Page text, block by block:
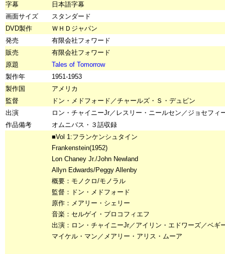
字幕
日本語字幕
画面サイズ
スタンダード
DVD製作
ＷＨＤジャパン
発売
有限会社フォワード
販売
有限会社フォワード
原題
Tales of Tomorrow
製作年
1951-1953
製作国
アメリカ
監督
ドン・メドフォード／チャールズ・Ｓ・デュビン
出演
ロン・チャイニーJr／レスリー・ニールセン／ジョセフィ
作品備考
オムニバス・３話収録
■Vol 1:フランケンシュタイン
Frankenstein(1952)
Lon Chaney Jr./John Newland
Allyn Edwards/Peggy Allenby
概要：モノクロ/モノラル
監督：ドン・メドフォード
原作：メアリー・シェリー
音楽：セルゲイ・プロコフィエフ
出演：ロン・チャイニーJr／アイリン・エドワーズ／ベギ
マイケル・マン／メアリー・アリス・ムーア